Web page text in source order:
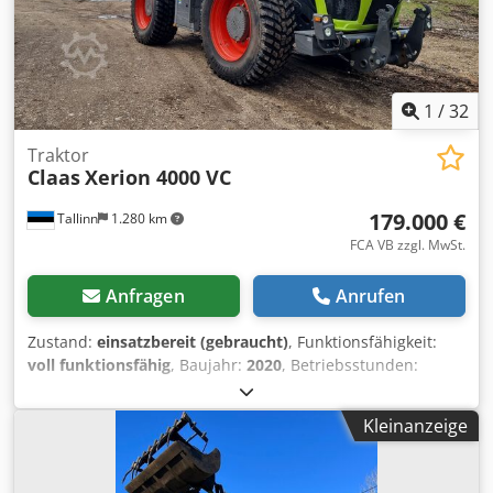
1 /32
Tallinn 1.280 km
Traktor
ClaasXerion 4000 VC
179.000 €
FCA VB zzgl. MwSt.
Anfragen Anrufen
Zustand: einsatzbereit (gebraucht), Funktionsfähigkeit:
voll funktionsfähig, Baujahr: 2020, Betriebsstunden:
308 kW (418,76 PS)
Mercedes, Getriebetyp:Sonstige, Höchstgeschwindigkeit:
, Erstzulassung:
, nächste Prüfung (TÜV):
, Farbe:Grün, Gesamtgewicht:
Vorderreifengröße:710/75 R42 , Hinterreifengröße:
Kleinanzeige